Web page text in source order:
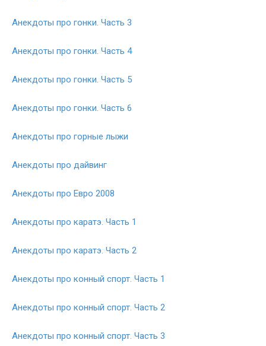
Анекдоты про гонки. Часть 3
Анекдоты про гонки. Часть 4
Анекдоты про гонки. Часть 5
Анекдоты про гонки. Часть 6
Анекдоты про горные лыжи
Анекдоты про дайвинг
Анекдоты про Евро 2008
Анекдоты про каратэ. Часть 1
Анекдоты про каратэ. Часть 2
Анекдоты про конный спорт. Часть 1
Анекдоты про конный спорт. Часть 2
Анекдоты про конный спорт. Часть 3